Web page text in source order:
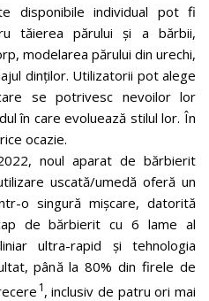
disponibile individual pot fi
tăierea părului și a bărbii,
modelarea părului din urechi,
dinților. Utilizatorii pot alege
se potrivesc nevoilor lor
în care evoluează stilul lor. În
ocazie.
noul aparat de bărbierit
uscată/umedă oferă un
o singură mișcare, datorită
de bărbierit cu 6 lame al
ultra-rapid și tehnologia
până la 80% din firele de
1, inclusiv de patru ori mai